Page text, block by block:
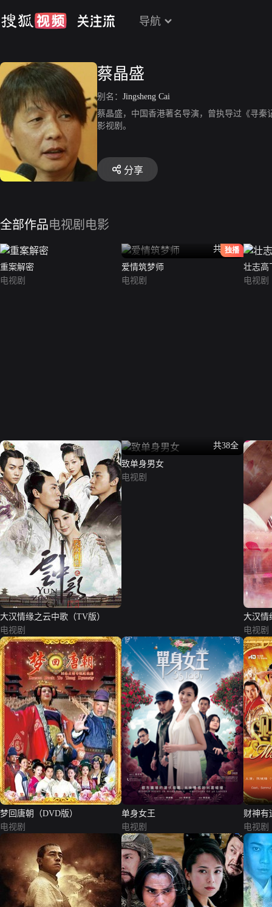
导航
蔡晶盛
别名： Jingsheng Cai
蔡晶盛，中国香港著名导演，曾执导过《寻
影视剧。
分享
全部作品电视剧 电影
重案解密
电视剧
共36全
独播
爱情筑梦师
电视剧
壮志高
电视剧
大汉情缘之云中歌（TV版）
电视剧
共38全
致单身男女
电视剧
大汉情
电视剧
梦回唐朝（DVD版）
电视剧
单身女王
电视剧
财神有
电视剧